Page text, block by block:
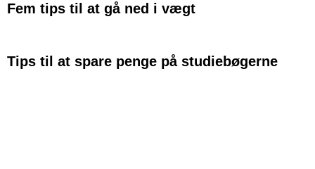
Fem tips til at gå ned i vægt
Tips til at spare penge på studiebøgerne